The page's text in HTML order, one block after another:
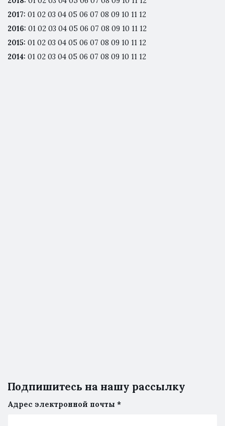
2017: 01 02 03 04 05 06 07 08 09 10 11 12
2016: 01 02 03 04 05 06 07 08 09 10 11 12
2015: 01 02 03 04 05 06 07 08 09 10 11 12
2014: 01 02 03 04 05 06 07 08 09 10 11 12
Подпишитесь на нашу рассылку
Адрес электронной почты *